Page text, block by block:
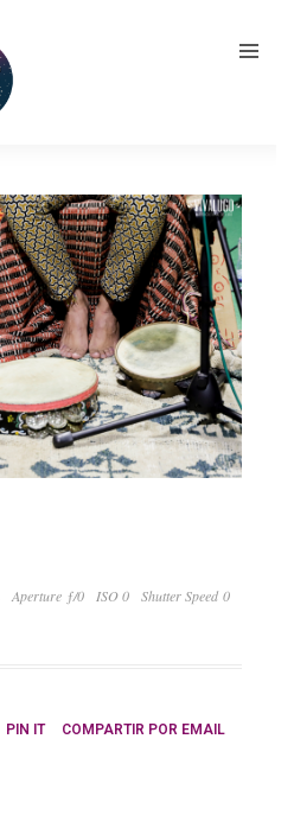
Aperture ƒ/0 ISO 0 Shutter Speed 0
PIN IT COMPARTIR POR EMAIL